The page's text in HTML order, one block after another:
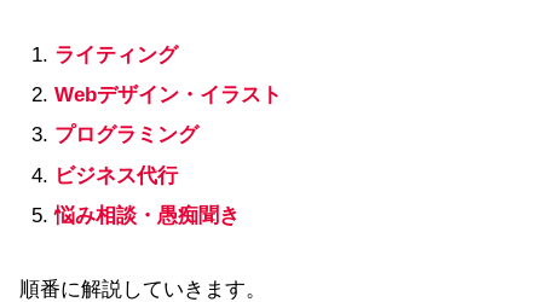
ライティング
Webデザイン・イラスト
プログラミング
ビジネス代行
悩み相談・愚痴聞き
順番に解説していきます。